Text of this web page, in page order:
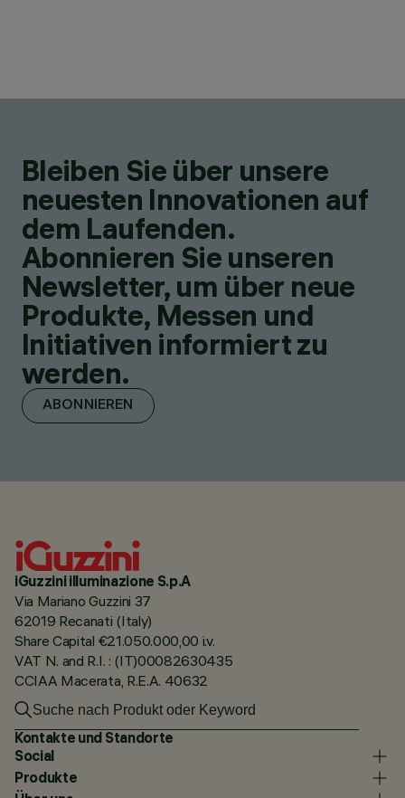
Bleiben Sie über unsere
neuesten Innovationen auf
dem Laufenden.
Abonnieren Sie unseren
Newsletter, um über neue
Produkte, Messen und
Initiativen informiert zu
werden.
ABONNIEREN
iGuzzini illuminazione S.p.A
Via Mariano Guzzini 37
62019 Recanati (Italy)
Share Capital €21.050.000,00 i.v.
VAT N. and R.I. : (IT)00082630435
CCIAA Macerata, R.E.A. 40632
Kontakte und Standorte
Social
Produkte